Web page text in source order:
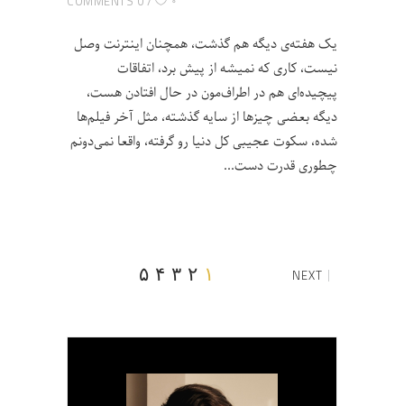
یک هفته‌ی دیگه هم گذشت، همچنان اینترنت وصل
نیست، کاری که نمیشه از پیش برد، اتفاقات
پیچیده‌ای هم در اطراف‌مون در حال افتادن هست،
دیگه بعضی چیزها از سایه گذشته، مثل آخر فیلم‌ها
شده، سکوت عجیبی کل دنیا رو گرفته، واقعا نمی‌دونم
چطوری قدرت دست
۱ ۲ ۳ ۴ ۵ NEXT